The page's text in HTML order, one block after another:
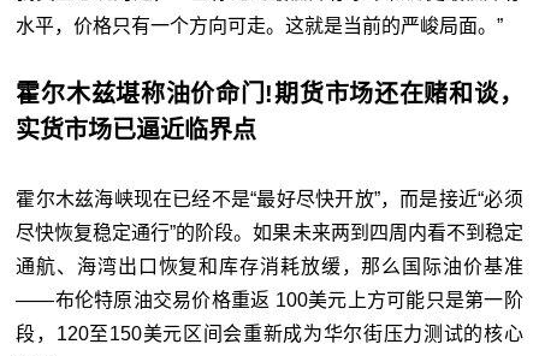
水平，价格只有一个方向可走。这就是当前的严峻局面。”
霍尔木兹堪称油价命门!期货市场还在赌和谈，
实货市场已逼近临界点
霍尔木兹海峡现在已经不是“最好尽快开放”，而是接近“必须
尽快恢复稳定通行”的阶段。如果未来两到四周内看不到稳定
通航、海湾出口恢复和库存消耗放缓，那么国际油价基准
——布伦特原油交易价格重返 100美元上方可能只是第一阶
段，120至150美元区间会重新成为华尔街压力测试的核心